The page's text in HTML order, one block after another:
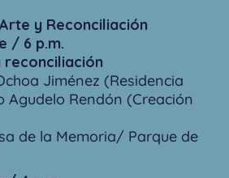
y Reconciliación
/ 6 p.m.
Jiménez (Residencia
Agudelo Rendón (Creación
de la Memoria/ Parque de